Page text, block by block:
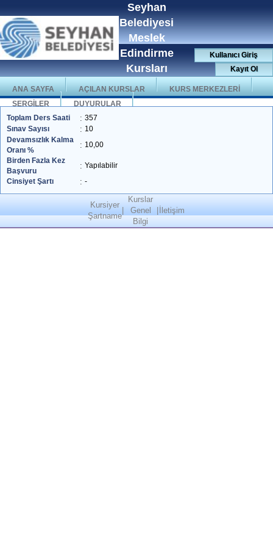
Seyhan
Belediyesi
Meslek
Edindirme
Kursları
Kullanıcı Giriş
Kayıt Ol
ANA SAYFA AÇILAN KURSLAR
KURS MERKEZLERİ
SERGİLER
DUYURULAR
Toplam Ders Saati
: 357
Sınav Sayısı
: 10
Devamsızlık Kalma
Oranı %
: 10,00
Birden Fazla Kez
Başvuru
: Yapılabilir
Cinsiyet Şartı
: -
Kursiyer
Şartname
Kurslar
Genel
Bilgi
İletişim